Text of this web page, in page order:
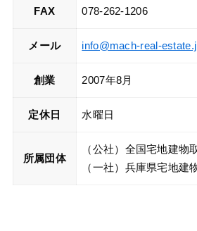
FAX 078-262-1206
メール info@mach-real-
創業 2007年8月
定休日 水曜日
所属団体
（公社）全国宅地建物
（一社）兵庫県宅地建